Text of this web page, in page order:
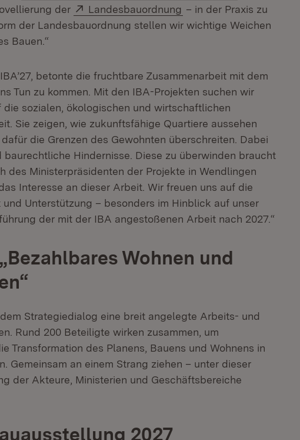
Fenster)
der Extern:
Landesbauordnung (Öffnet in neuem Fenster)
– in der Praxis zu
der Landesbauordnung stellen wir wichtige Weichen
Bauen.“
betonte die fruchtbare Zusammenarbeit mit dem
Tun zu kommen. Mit den IBA-Projekten suchen wir
sozialen, ökologischen und wirtschaftlichen
Sie zeigen, wie zukunftsfähige Quartiere aussehen
die Grenzen des Gewohnten überschreiten. Dabei
Hindernisse. Diese zu überwinden braucht
des Ministerpräsidenten der Projekte in Wendlingen
Interesse an dieser Arbeit. Wir freuen uns auf die
Unterstützung – besonders im Hinblick auf unser
der mit der IBA angestoßenen Arbeit nach 2027.“
Wohnen und
Strategiedialog eine breit angelegte Arbeits- und
Rund 200 Beteiligte wirken zusammen, um
Transformation des Planens, Bauens und Wohnens in
Gemeinsam an einem Strang ziehen – unter dieser
der Akteure, Ministerien und Geschäftsbereiche
2027